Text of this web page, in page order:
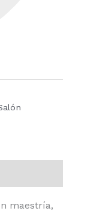
maestría,